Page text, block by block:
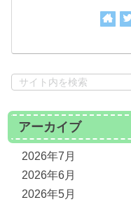
アーカイブ
2026年7月
2026年6月
2026年5月